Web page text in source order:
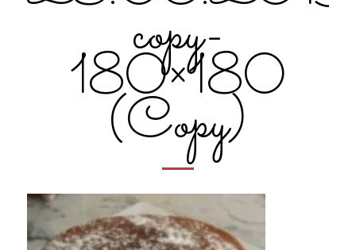
copy-
180×180
(Copy)